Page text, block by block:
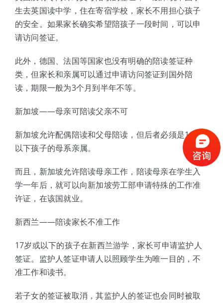
生去英国读中学，住在寄宿学校，家长不用担心孩子
的安全。如果家长确实希望陪孩子一段时间，可以申
请访问签证。
此外，德国、法国等国家也没有明确的陪读签证种
类，但家长和亲属可以通过申请访问签证到国外陪
读，期限一般为3个月到半年不等。
新加坡——母亲可陪读父亲不可
新加坡允许配偶陪读和父母陪读，但后者必须是16岁
以下孩子的母系亲属。
而且，新加坡允许陪读母亲工作，陪读母亲在学生入
学一年后，就可以向新加坡劳工部申请特殊的工作准
许证，在该国就业。
新西兰——陪读家长不准工作
17岁或以下的孩子在新西兰游学，家长可申请监护人
签证。监护人签证申请人以照顾学生为唯一目的，不
准工作和读书。
若子女的签证被取消，其监护人的签证也会同时被取